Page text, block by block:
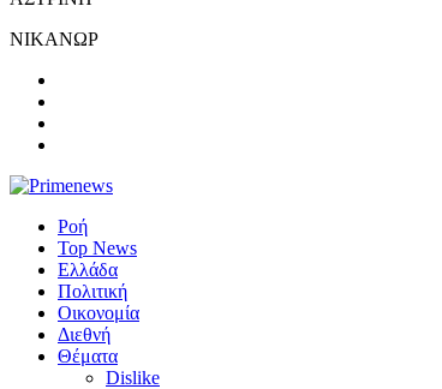
ΝΙΚΑΝΩΡ
Ροή
Top News
Ελλάδα
Πολιτική
Οικονομία
Διεθνή
Θέματα
Dislike